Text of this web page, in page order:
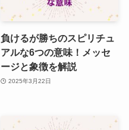
負けるが勝ちのスピリチュ
アルな6つの意味！メッセ
ージと象徴を解説
2025年3月22日